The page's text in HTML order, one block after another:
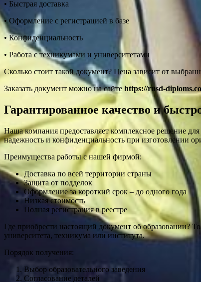
• Быстрая доставка
• Оформление с регистрацией в базе
• Конфиденциальность
• Работа с техникумами и университетами
Сколько стоит такой документ? Цена зависит от
Заказать документ можно на сайте https://rusd-
Гарантированное качество и
Наша компания предоставляет комплексное решение
надежность и конфиденциальность при изготовлении
Преимущества работы с нашей фирмой:
Доставка по всей территории страны
Защита от подделок
Оформление за короткий срок – до одного года
Низкая стоимость
Полная регистрация в реестре
Где приобрести настоящий документ об образовании?
университета, техникума или института.
Порядок получения:
Выбор образовательного заведения
Согласование деталей